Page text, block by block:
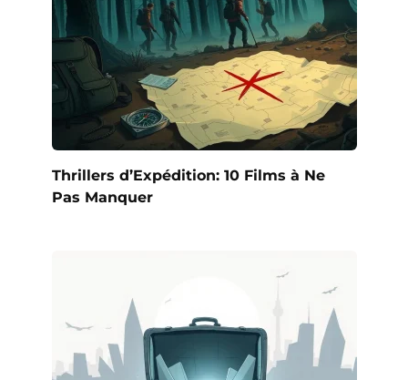
Thrillers d’Expédition: 10 Films à Ne
Pas Manquer